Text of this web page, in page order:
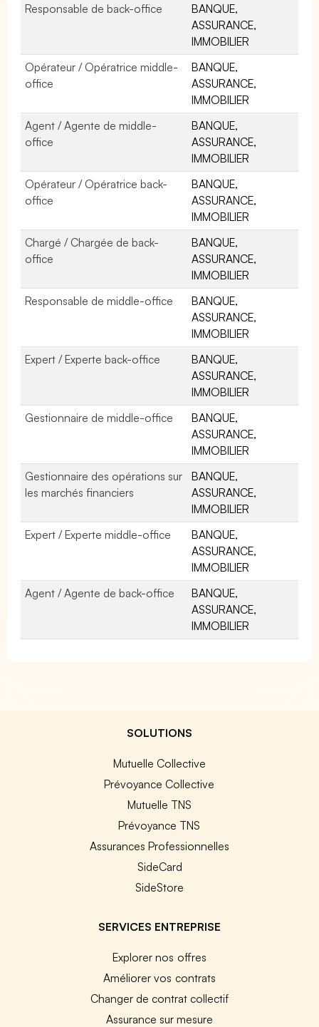
Responsable de back-office
BANQUE,
ASSURANCE,
IMMOBILIER
Opérateur / Opératrice middle-
office
BANQUE,
ASSURANCE,
IMMOBILIER
Agent / Agente de middle-
office
BANQUE,
ASSURANCE,
IMMOBILIER
Opérateur / Opératrice back-
office
BANQUE,
ASSURANCE,
IMMOBILIER
Chargé / Chargée de back-
office
BANQUE,
ASSURANCE,
IMMOBILIER
Responsable de middle-office
BANQUE,
ASSURANCE,
IMMOBILIER
Expert / Experte back-office
BANQUE,
ASSURANCE,
IMMOBILIER
Gestionnaire de middle-office
BANQUE,
ASSURANCE,
IMMOBILIER
Gestionnaire des opérations sur
les marchés financiers
BANQUE,
ASSURANCE,
IMMOBILIER
Expert / Experte middle-office
BANQUE,
ASSURANCE,
IMMOBILIER
Agent / Agente de back-office
BANQUE,
ASSURANCE,
IMMOBILIER
SOLUTIONS
Mutuelle Collective
Prévoyance Collective
Mutuelle TNS
Prévoyance TNS
Assurances Professionnelles
SideCard
SideStore
SERVICES ENTREPRISE
Explorer nos offres
Améliorer vos contrats
Changer de contrat collectif
Assurance sur mesure